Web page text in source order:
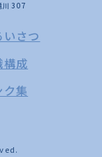
川307
さつ
構成
ク集